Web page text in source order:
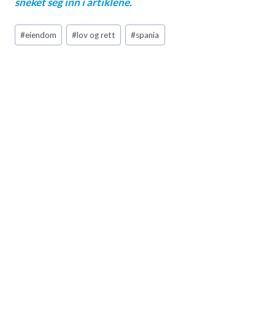
Post
Tags:
#eiendom #lov og rett #spania